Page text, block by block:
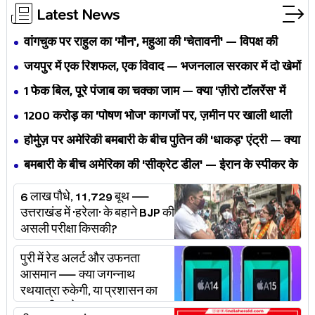
Latest News
वांगचुक पर राहुल का 'मौन', महुआ की 'चेतावनी' — विपक्ष की
एकता BJP का नैरेटिव बदलने से पहले बिखर रही है?
जयपुर में एक रिशफल, एक विवाद — भजनलाल सरकार में दो खेमों
की जंग अब छुपेगी कैसे?
1 फेक बिल, पूरे पंजाब का चक्का जाम — क्या 'ज़ीरो टॉलरेंस' में
अपनी ही यूनियनों से घिर गए भगवंत मान?
₹1200 करोड़ का 'पोषण भोज' कागजों पर, ज़मीन पर खाली थाली
— MP के बच्चों का निवाला कौन निगल रहा है?
होर्मुज़ पर अमेरिकी बमबारी के बीच पुतिन की 'धाकड़' एंट्री — क्या
ट्रंप-ईरान की जंग अब महायुद्ध बनेगी?
बमबारी के बीच अमेरिका की 'सीक्रेट डील' — ईरान के स्पीकर के
खुलासे ने असली खेल बेनक़ाब किया?
6 लाख पौधे, 11,729 बूथ —
उत्तराखंड में 'हरेला' के बहाने BJP की
असली परीक्षा किसकी?
पुरी में रेड अलर्ट और उफनता
आसमान — क्या जगन्नाथ
रथयात्रा रुकेगी, या प्रशासन का
'प्लान बी' चलेगा?